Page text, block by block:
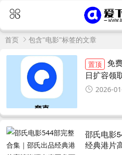
首页 包含"电影"标签的文章
置顶
免
日扩容领
2026-
邵氏电影
经典港片